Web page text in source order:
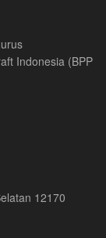
Indonesia (BPP
12170